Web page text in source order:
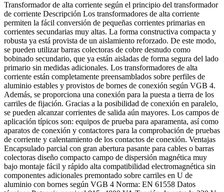
Transformador de alta corriente según el principio del transformador
de corriente Descripción Los transformadores de alta corriente
permiten la fácil conversión de pequeñas corrientes primarias en
corrientes secundarias muy altas. La forma constructiva compacta y
robusta ya está provista de un aislamiento reforzado. De este modo,
se pueden utilizar barras colectoras de cobre desnudo como
bobinado secundario, que ya están aisladas de forma segura del lado
primario sin medidas adicionales. Los transformadores de alta
corriente están completamente preensamblados sobre perfiles de
aluminio estables y provistos de bornes de conexión según VGB 4.
Además, se proporciona una conexión para la puesta a tierra de los
carriles de fijación. Gracias a la posibilidad de conexión en paralelo,
se pueden alcanzar corrientes de salida aún mayores. Los campos de
aplicación típicos son: equipos de prueba para aparamenta, así como
aparatos de conexión y contactores para la comprobación de pruebas
de corriente y calentamiento de los contactos de conexión. Ventajas
Encapsulado parcial con gran abertura pasante para cables o barras
colectoras diseño compacto campo de dispersión magnética muy
bajo montaje fácil y rápido alta compatibilidad electromagnética sin
componentes adicionales premontado sobre carriles en U de
aluminio con bornes según VGB 4 Norma: EN 61558 Datos